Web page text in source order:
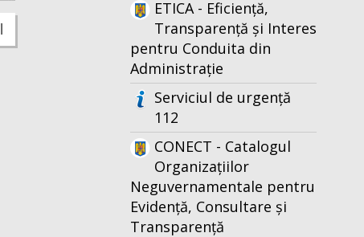
ETICA - Eficiență,
Transparență și Interes
pentru Conduita din
Administrație
Serviciul de urgență
112
CONECT - Catalogul
Organizațiilor
Neguvernamentale pentru
Evidență, Consultare și
Transparență